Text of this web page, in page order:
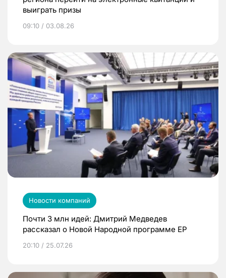
выиграть призы
09:10 / 03.08.26
Новости компаний
Почти 3 млн идей: Дмитрий Медведев
рассказал о Новой Народной программе ЕР
20:10 / 25.07.26